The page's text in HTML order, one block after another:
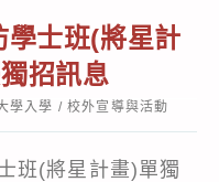
學士班(將星計
招訊息
學入學 / 校外宣導與活動
班(將星計畫)單獨